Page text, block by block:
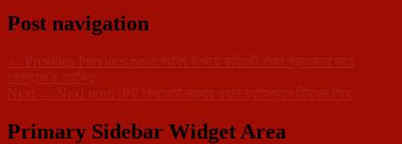
Post navigation
← Previous Previous post:
অবৈধ উপায়ে কবিরাজী ঔষদ প্রতারনার দায়ে
গ্রেপ্তার ৫ ব্যাক্তি
Next → Next post: টেস্ট ক্রিকেটে নাম্বার ওয়ান ব্যাটসম্যান স্টিভেন স্মিথ
Primary Sidebar Widget Area